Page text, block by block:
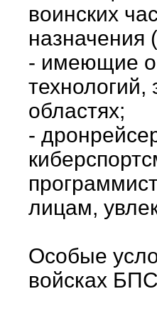
воинских
назначения
- имеющие
областях;
-
лицам,
Особые
войсках БПС